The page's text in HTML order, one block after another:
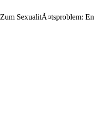
SexualitÃ¤tsproblem: